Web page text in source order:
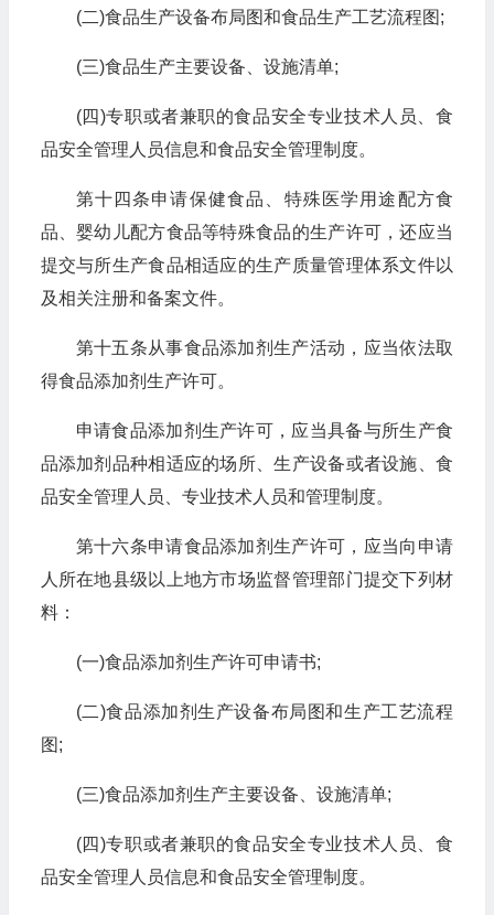
(二)食品生产设备布局图和食品生产工艺流程图;
(三)食品生产主要设备、设施清单;
(四)专职或者兼职的食品安全专业技术人员、食
品安全管理人员信息和食品安全管理制度。
第十四条申请保健食品、特殊医学用途配方食
品、婴幼儿配方食品等特殊食品的生产许可，还应当
提交与所生产食品相适应的生产质量管理体系文件以
及相关注册和备案文件。
第十五条从事食品添加剂生产活动，应当依法取
得食品添加剂生产许可。
申请食品添加剂生产许可，应当具备与所生产食
品添加剂品种相适应的场所、生产设备或者设施、食
品安全管理人员、专业技术人员和管理制度。
第十六条申请食品添加剂生产许可，应当向申请
人所在地县级以上地方市场监督管理部门提交下列材
料：
(一)食品添加剂生产许可申请书;
(二)食品添加剂生产设备布局图和生产工艺流程
图;
(三)食品添加剂生产主要设备、设施清单;
(四)专职或者兼职的食品安全专业技术人员、食
品安全管理人员信息和食品安全管理制度。